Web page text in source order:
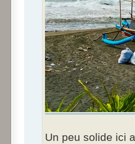
Un peu solide ici